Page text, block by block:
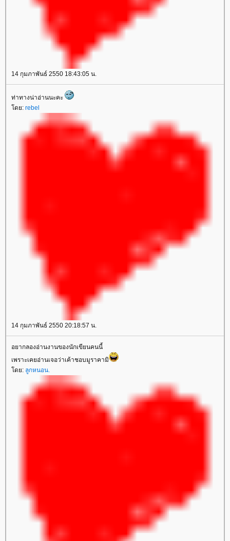
14 กุมภาพันธ์ 2550 18:43:05 น.
ท่าทางน่าอ่านนะคะ
ดย: rebel
14 กุมภาพันธ์ 2550 20:18:57 น.
อยากลองอ่านงานของนักเขียนคนนี้
เพราะเคยอ่านเจอว่าเค้าชอบมูราคามิ
ดย: ลูกหนอน.